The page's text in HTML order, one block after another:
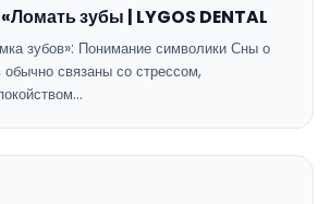
зубы | LYGOS DENTAL
зубов»: Понимание символики Сны о
связаны со стрессом,